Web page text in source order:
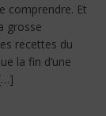
comprendre. Et
grosse
recettes du
la fin d’une